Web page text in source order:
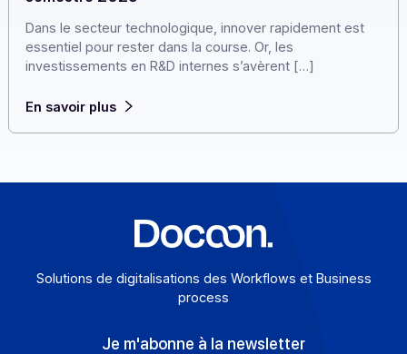
Marché de la Tech en France : 10
fusions/acquisitions marquantes au 1er
semestre 2025
Dans le secteur technologique, innover rapidement est
En savoir plus